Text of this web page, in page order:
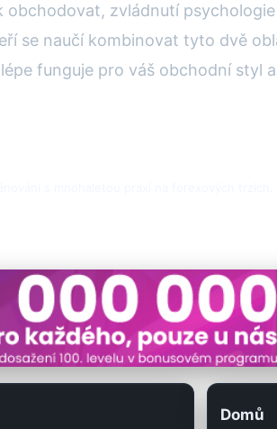
zvládnutí
se naučí kombinovat tyto dvě
funguje pro váš obchodní styl
Domů